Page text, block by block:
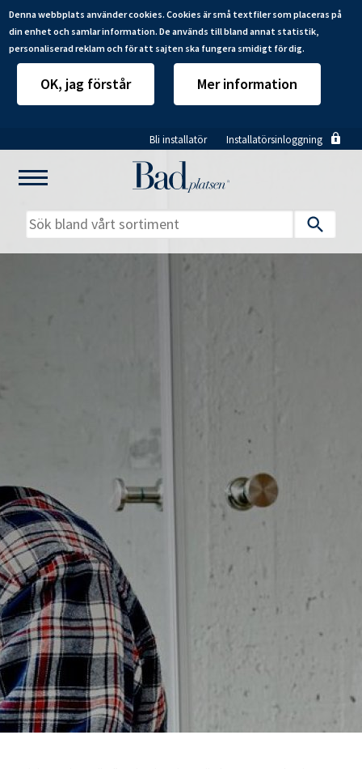
Denna webbplats använder cookies. Cookies är små textfiler som placeras på
din enhet och samlar information. De används till bland annat statistik,
personaliserad reklam och för att sajten ska fungera smidigt för dig.
OK, jag förstår Mer information
till
huvudinnehåll
Bli installatör Installatörsinloggning
Våra varumärken